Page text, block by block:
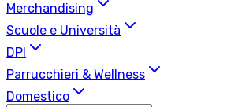
Merchandising
Scuole e Università
DPI
Parrucchieri & Wellness
Domestico